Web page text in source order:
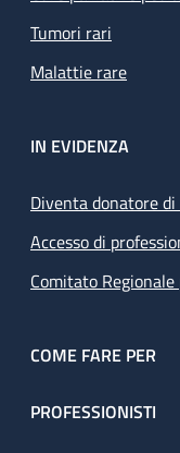
Tumori rari
Malattie rare
IN EVIDENZA
Diventa donatore
Accesso di
Comitato Regionale
COME FARE PER
PROFESSIONISTI